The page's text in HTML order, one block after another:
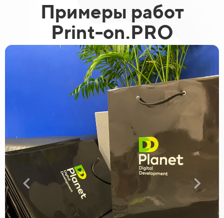
Примеры работ
Print-on.PRO